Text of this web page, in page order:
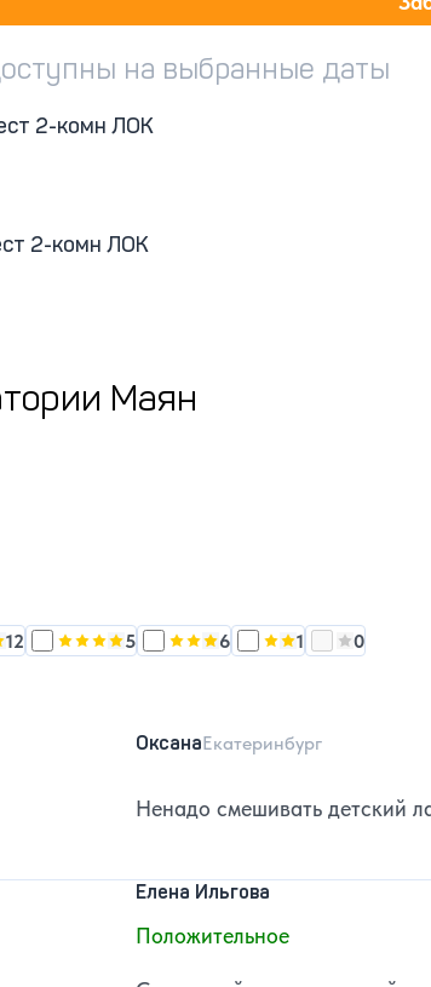
на выбранные даты
2-комн ЛОК
2-комн ЛОК
Маян
звезд: 5
12 Оценка, количество звезд:4
5 Оценка, количество звезд:
6 Оценка,
1 Оценка,
0
ОксанаЕкатеринбург
Ненадо смешивать детский
Елена Ильгова
Положительное